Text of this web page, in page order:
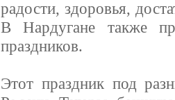
радости, здоровья,
В Нардугане также
праздников.
Этот праздник под